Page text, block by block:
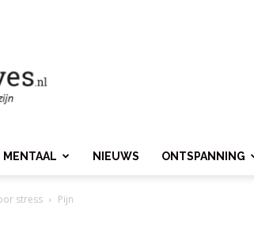
MENTAAL NIEUWS ONTSPANNING
stress Pijn